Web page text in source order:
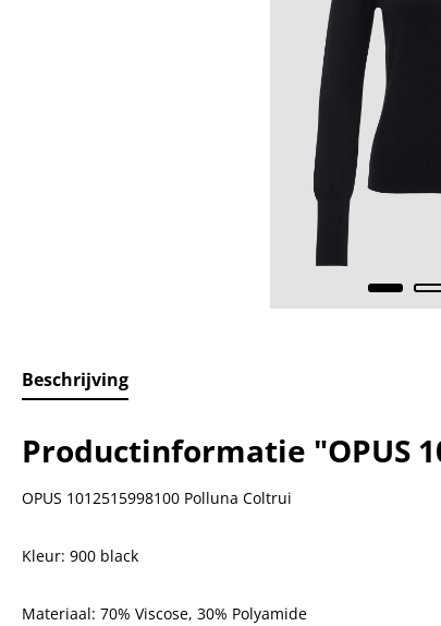
Beschrijving
Productinformatie "OPUS
OPUS 1012515998100 Polluna Coltrui
Kleur: 900 black
Materiaal: 70% Viscose, 30% Polyamide